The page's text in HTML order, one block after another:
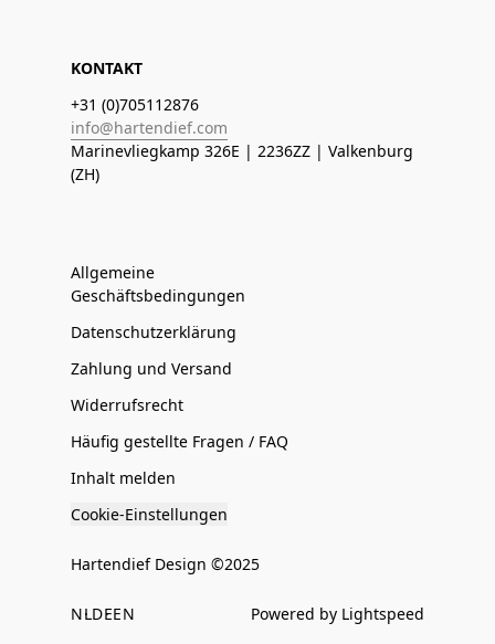
KONTAKT
+31 (0)705112876
info@hartendief.com
Marinevliegkamp 326E | 2236ZZ | Valkenburg
(ZH)
Allgemeine
Geschäftsbedingungen
Datenschutzerklärung
Zahlung und Versand
Widerrufsrecht
Häufig gestellte Fragen / FAQ
Inhalt melden
Cookie-Einstellungen
Hartendief Design ©2025
NLDEEN Powered by Lightspeed